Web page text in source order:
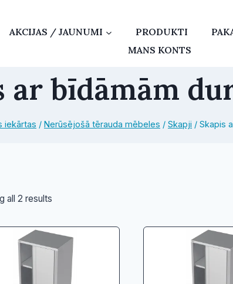
AKCIJAS / JAUNUMI PRODUKTI
MANS KONTS
ar bīdāmām
iekārtas / Nerūsējošā tērauda mēbeles / Skapji / Skapis
all 2 results
price:
low
to